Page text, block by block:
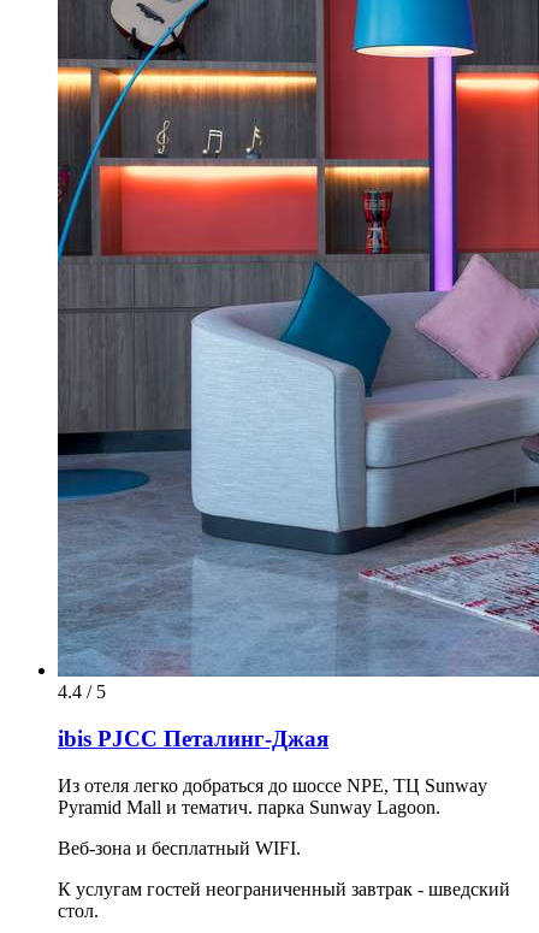
4.4 / 5
ibis PJCC Петалинг-Джая
Из отеля легко добраться до шоссе NPE, ТЦ Sunway
Pyramid Mall и тематич. парка Sunway Lagoon.
Веб-зона и бесплатный WIFI.
К услугам гостей неограниченный завтрак - шведский
стол.